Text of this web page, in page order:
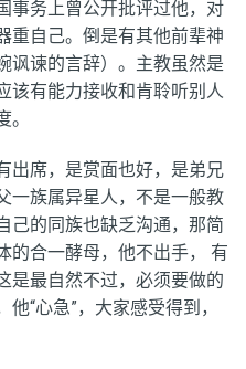
事务上曾公开批评过他，对
重自己。倒是有其他前辈神
讽谏的言辞）。主教虽然是
该有能力接收和肯聆听别人
出席，是赏面也好，是弟兄
一族属异星人，不是一般教
己的同族也缺乏沟通，那简
合一酵母，他不出手，
有
是最自然不过，必须要做的
“心急”，大家感受得到，